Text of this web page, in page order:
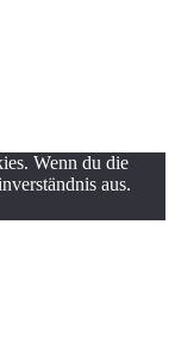
Wenn du die
aus.